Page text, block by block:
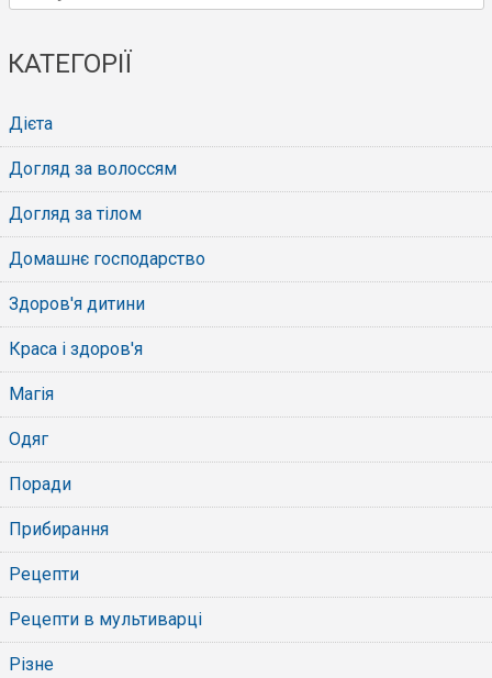
КАТЕГОРІЇ
Дієта
Догляд за волоссям
Догляд за тілом
Домашнє господарство
Здоров'я дитини
Краса і здоров'я
Магія
Одяг
Поради
Прибирання
Рецепти
Рецепти в мультиварці
Різне